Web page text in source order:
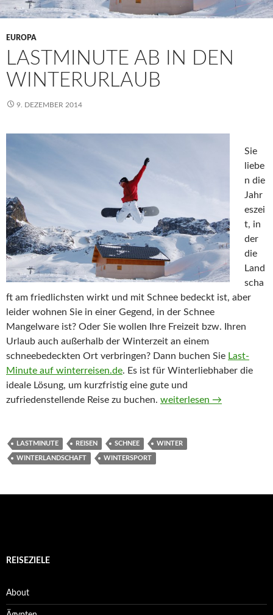
EUROPA
LASTMINUTE AB IN DEN
WINTERURLAUB
9. DEZEMBER 2014
Sie
liebe
n die
Jahr
eszei
t, in
der
die
Land
scha
ft am friedlichsten wirkt und mit Schnee bedeckt ist, aber
leider wohnen Sie in einer Gegend, in der Schnee
Mangelware ist? Oder Sie wollen Ihre Freizeit bzw. Ihren
Urlaub auch außerhalb der Winterzeit an einem
schneebedeckten Ort verbringen? Dann buchen Sie Last-
Minute auf winterreisen.de. Es ist für Winterliebhaber die
ideale Lösung, um kurzfristig eine gute und
zufriedenstellende Reise zu buchen. Lastminute ab in den
weiterlesen →
LASTMINUTE REISEN SCHNEE WINTER
WINTERLANDSCHAFT WINTERSPORT
REISEZIELE
About